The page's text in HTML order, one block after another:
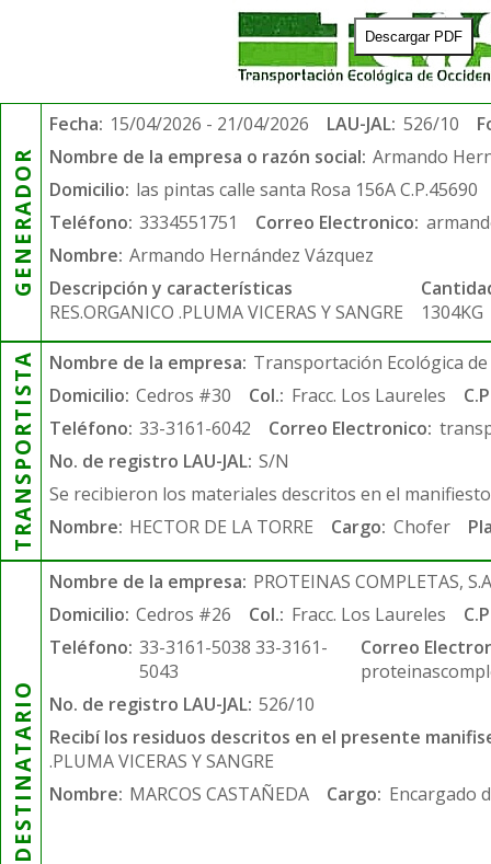
Descargar PDF
GENERADOR
Fecha: 15/04/2026 - 21/04/2026 LAU-JAL: 526/10
Nombre de la empresa o razón social: Armando
Domicilio: las pintas calle santa Rosa 156A C.P.45690
Teléfono: 3334551751 Correo Electronico:
Nombre: Armando Hernández Vázquez
Descripción y características
RES.ORGANICO .PLUMA VICERAS Y SANGRE
1304KG
TRANSPORTISTA Nombre de la empresa: Transportación Ecológica de
Domicilio: Cedros #30 Col.: Fracc. Los Laureles
Teléfono: 33-3161-6042 Correo Electronico:
No. de registro LAU-JAL: S/N
Se recibieron los materiales descritos en el
Nombre: HECTOR DE LA TORRE Cargo: Chofer
DESTINATARIO
Nombre de la empresa: PROTEINAS COMPLETAS,
Domicilio: Cedros #26 Col.: Fracc. Los Laureles
Teléfono: 33-3161-5038 33-3161-
5043
Correo
No. de registro LAU-JAL: 526/10
Recibí los residuos descritos en el presente
.PLUMA VICERAS Y SANGRE
Nombre: MARCOS CASTAÑEDA Cargo: Encargado